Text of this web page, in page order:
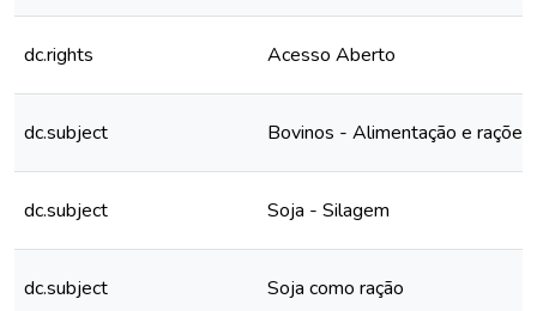
dc.rights Acesso Aberto
dc.subject Bovinos - Alimentação e rações
dc.subject Soja - Silagem
dc.subject Soja como ração